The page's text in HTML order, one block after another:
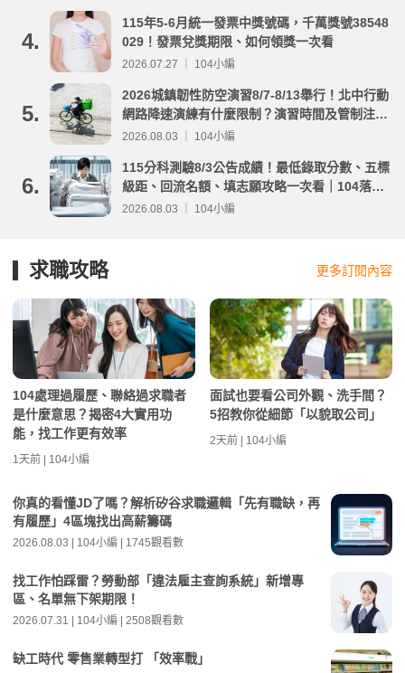
4.
115年5-6月統一發票中獎號碼，千萬獎號38548
029！發票兌獎期限、如何領獎一次看
2026.07.27 ｜ 104小編
5.
2026城鎮韌性防空演習8/7-8/13舉行！北中行動
網路降速演練有什麼限制？演習時間及管制注意
事項整理
2026.08.03 ｜ 104小編
6.
115分科測驗8/3公告成績！最低錄取分數、五標
級距、回流名額、填志願攻略一次看｜104落點
分析
2026.08.03 ｜ 104小編
求職攻略 更多訂閱內容
104處理過履歷、聯絡過求職者
是什麼意思？揭密4大實用功
能，找工作更有效率
1天前 | 104小編
面試也要看公司外觀、洗手間？
5招教你從細節「以貌取公司」
2天前 | 104小編
你真的看懂JD了嗎？解析矽谷求職邏輯「先有職缺，再
有履歷」4區塊找出高薪籌碼
2026.08.03 | 104小編 | 1745觀看數
找工作怕踩雷？勞動部「違法雇主查詢系統」新增專
區、名單無下架期限！
2026.07.31 | 104小編 | 2508觀看數
缺工時代 零售業轉型打 「效率戰」